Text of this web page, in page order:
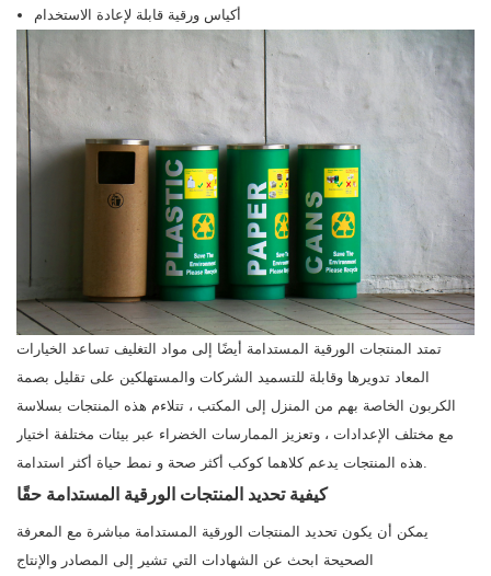
أكياس ورقية قابلة لإعادة الاستخدام
تمتد المنتجات الورقية المستدامة أيضًا إلى مواد التغليف تساعد الخيارات
المعاد تدويرها وقابلة للتسميد الشركات والمستهلكين على تقليل بصمة
الكربون الخاصة بهم من المنزل إلى المكتب ، تتلاءم هذه المنتجات بسلاسة
مع مختلف الإعدادات ، وتعزيز الممارسات الخضراء عبر بيئات مختلفة اختيار
كيفية تحديد المنتجات الورقية المستدامة حقًا
يمكن أن يكون تحديد المنتجات الورقية المستدامة مباشرة مع المعرفة
الصحيحة ابحث عن الشهادات التي تشير إلى المصادر والإنتاج